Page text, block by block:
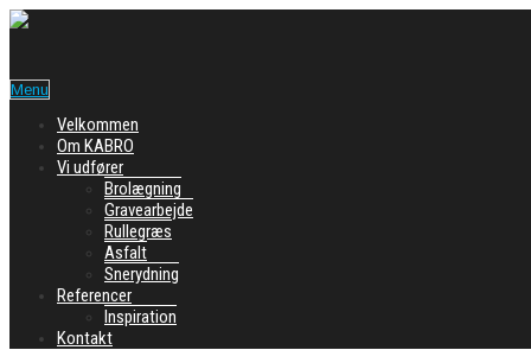
Menu
Velkommen
Om KABRO
Vi udfører
Brolægning
Gravearbejde
Rullegræs
Asfalt
Snerydning
Referencer
Inspiration
Kontakt